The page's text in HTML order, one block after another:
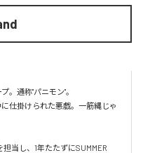
。通称"パニモン"。
仕掛けられた悪戯。一筋縄じゃ
当し、1年たたずにSUMMER